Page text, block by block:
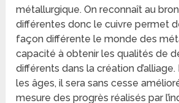
métallurgique. On reconnaît au
différentes donc le cuivre permet
façon différente le monde des
capacité à obtenir les qualités de
différents dans la création
les âges, il sera sans cesse
mesure des progrès réalisés par